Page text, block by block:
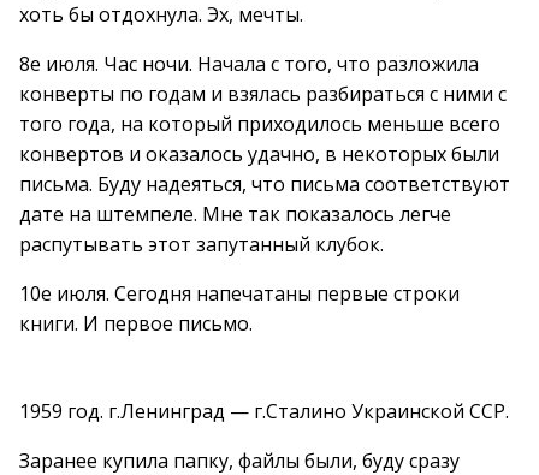
хоть бы отдохнула. Эх, мечты.
8е июля. Час ночи. Начала с того, что разложила
конверты по годам и взялась разбираться с ними с
того года, на который приходилось меньше всего
конвертов и оказалось удачно, в некоторых были
письма. Буду надеяться, что письма соответствуют
дате на штемпеле. Мне так показалось легче
распутывать этот запутанный клубок.
10е июля. Сегодня напечатаны первые строки
книги. И первое письмо.
1959 год. г.Ленинград — г.Сталино Украинской ССР.
Заранее купила папку, файлы были, буду сразу